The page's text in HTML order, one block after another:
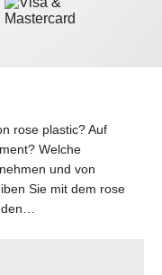
rose plastic? Auf
Welche
und von
Sie mit dem rose